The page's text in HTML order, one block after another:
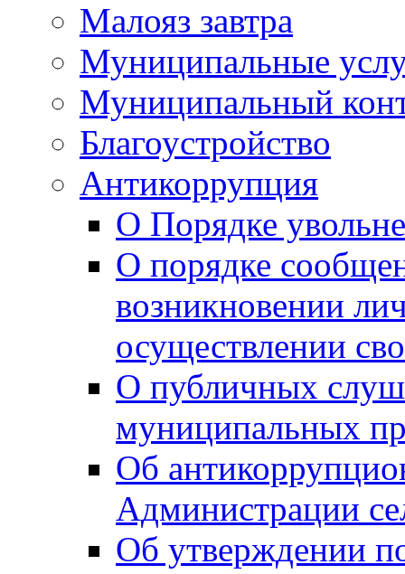
Малояз завтра
Муниципальные
Муниципальный
Благоустройство
Антикоррупция
О Порядке
О порядке
возникновении
осуществлении
О публичных
муниципальных
Об
Администрации
Об утверждении